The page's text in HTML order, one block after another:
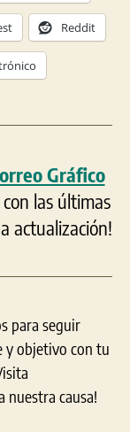
Reddit
Gráfico
las últimas
actualización!
para seguir
y objetivo con tu
nuestra causa!